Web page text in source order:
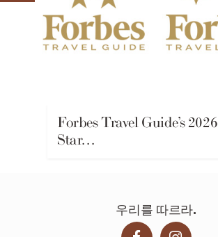
Forbes Travel Guide’s 2026
Star…
우리를 따르라.